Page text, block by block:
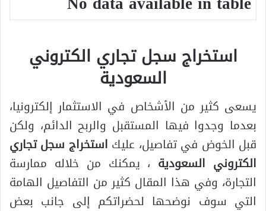
استخراج سجل تجاري الكتروني
السعودية
يسعى كثير من الأشخاص في الاستثمار إلكترونيا،
بعدما وجدوا فيها المستقبل والربح الدائم، ولكن
قبل الخوض في تفاصيل، عليك استخراج سجل تجاري
الكتروني السعودية ، يمكنك من خلاله ممارسة
التجارة، وفي هذا المقال كثير من التفاصيل الهامة
التي سوف نوضحها لحضراتكم إلى جانب بعض